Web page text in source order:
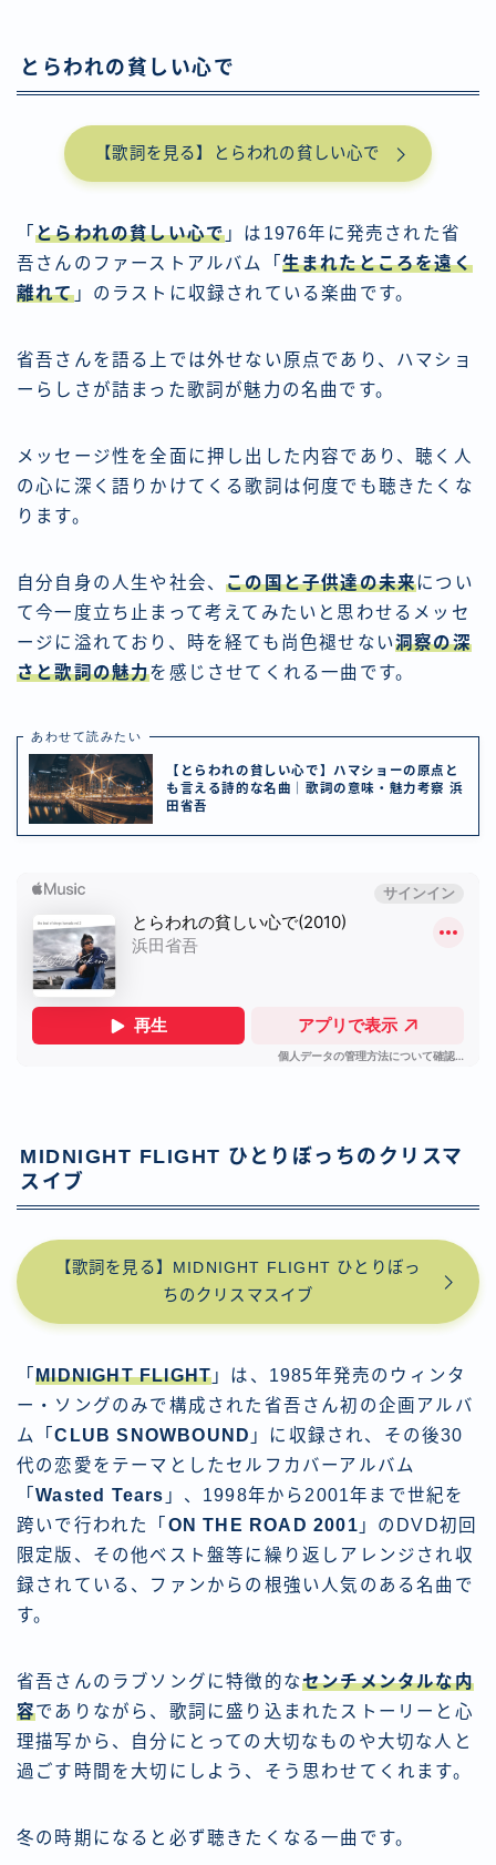
とらわれの貧しい心で
【歌詞を見る】とらわれの貧しい心で
「とらわれの貧しい心で 」は1976年に発売された省
吾さんのファーストアルバム「 生まれたところを遠く
離れて」のラストに収録されている楽曲です。
省吾さんを語る上では外せない原点であり、ハマショ
ーらしさが詰まった歌詞が魅力の名曲です。
メッセージ性を全面に押し出した内容であり、聴く人
の心に深く語りかけてくる歌詞は何度でも聴きたくな
ります。
自分自身の人生や社会、この国と子供達の未来につい
て今一度立ち止まって考えてみたいと思わせるメッセ
ージに溢れており、時を経ても尚色褪せない洞察の深
さと歌詞の魅力を感じさせてくれる一曲です。
あわせて読みたい
【とらわれの貧しい心で】ハマショーの原点と
も言える詩的な名曲｜歌詞の意味・魅力考察 浜
田省吾
MIDNIGHT FLIGHT ひとりぼっちのクリスマ
スイブ
【歌詞を見る】MIDNIGHT FLIGHT ひとりぼっ
ちのクリスマスイブ
「MIDNIGHT FLIGHT 」は、1985年発売のウィンタ
ー・ソングのみで構成された省吾さん初の企画アルバ
ム「CLUB SNOWBOUND 」に収録され、その後30
代の恋愛をテーマとしたセルフカバーアルバム
「Wasted Tears 」、1998年から2001年まで世紀を
跨いで行われた「 ON THE ROAD 2001 」のDVD初回
限定版、その他ベスト盤等に繰り返しアレンジされ収
録されている、ファンからの根強い人気のある名曲で
す。
省吾さんのラブソングに特徴的なセンチメンタルな内
容でありながら、歌詞に盛り込まれたストーリーと心
理描写から、自分にとっての大切なものや大切な人と
過ごす時間を大切にしよう、そう思わせてくれます。
冬の時期になると必ず聴きたくなる一曲です。